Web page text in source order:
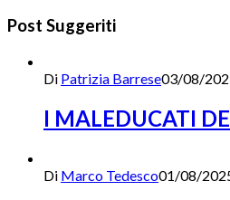
Post Suggeriti
Di Patrizia Barrese03/08/
I MALEDUCATI
Di Marco Tedesco01/08/